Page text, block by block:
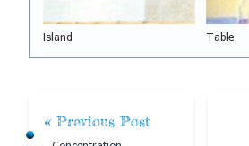
Island Table
« Previous Post